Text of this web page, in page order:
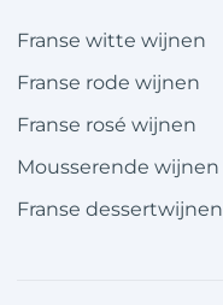
Franse witte wijnen
Franse rode wijnen
Franse rosé wijnen
Mousserende wijnen
Franse dessertwijnen